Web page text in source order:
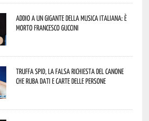
Addio a un gigante della musica italiana: è
morto Francesco Guccini
Truffa Spid, la falsa richiesta del canone
che ruba dati e carte delle persone